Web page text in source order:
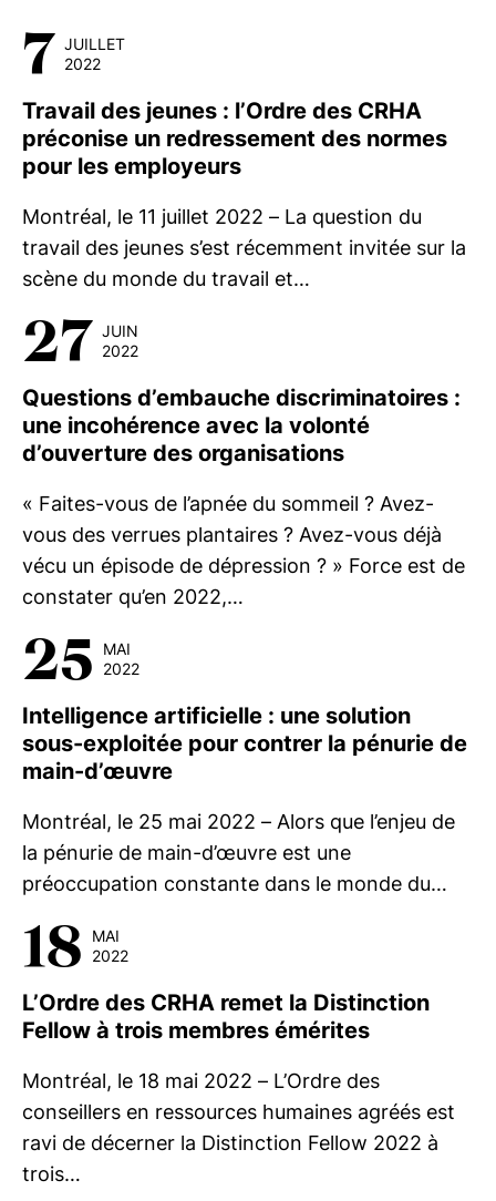
7 JUILLET
2022
Travail des jeunes : l’Ordre des CRHA
préconise un redressement des normes
pour les employeurs
Montréal, le 11 juillet 2022 – La question du
travail des jeunes s’est récemment invitée sur la
scène du monde du travail et…
27 JUIN
2022
Questions d’embauche discriminatoires :
une incohérence avec la volonté
d’ouverture des organisations
« Faites-vous de l’apnée du sommeil ? Avez-
vous des verrues plantaires ? Avez-vous déjà
vécu un épisode de dépression ? » Force est de
constater qu’en 2022,…
25
MAI
2022
Intelligence artificielle : une solution
sous-exploitée pour contrer la pénurie de
main-d’œuvre
Montréal, le 25 mai 2022 – Alors que l’enjeu de
la pénurie de main-d’œuvre est une
préoccupation constante dans le monde du…
18
MAI
2022
L’Ordre des CRHA remet la Distinction
Fellow à trois membres émérites
Montréal, le 18 mai 2022 – L’Ordre des
conseillers en ressources humaines agréés est
ravi de décerner la Distinction Fellow 2022 à
trois…